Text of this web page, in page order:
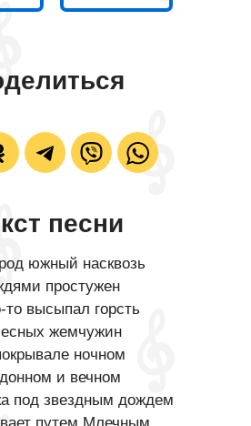
песни
южный насквозь
простужен
то высыпал горсть
жемчужин
ночном
и вечном
под звездным дождем